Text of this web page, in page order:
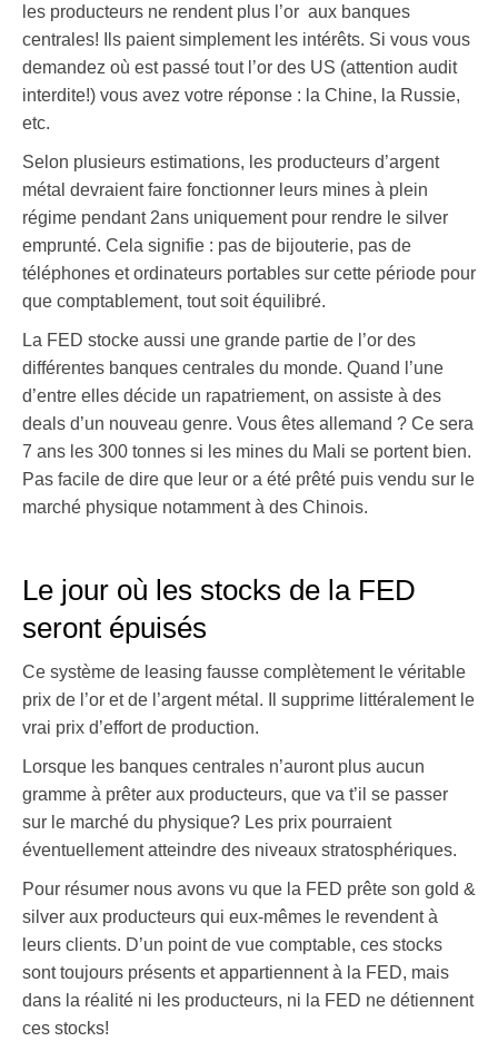
les producteurs ne rendent plus l’or aux banques
centrales! Ils paient simplement les intérêts. Si vous vous
demandez où est passé tout l’or des US (attention audit
interdite!) vous avez votre réponse : la Chine, la Russie,
etc.
Selon plusieurs estimations, les producteurs d’argent
métal devraient faire fonctionner leurs mines à plein
régime pendant 2ans uniquement pour rendre le silver
emprunté. Cela signifie : pas de bijouterie, pas de
téléphones et ordinateurs portables sur cette période pour
que comptablement, tout soit équilibré.
La FED stocke aussi une grande partie de l’or des
différentes banques centrales du monde. Quand l’une
d’entre elles décide un rapatriement, on assiste à des
deals d’un nouveau genre. Vous êtes allemand ? Ce sera
7 ans les 300 tonnes si les mines du Mali se portent bien.
Pas facile de dire que leur or a été prêté puis vendu sur le
marché physique notamment à des Chinois.
Le jour où les stocks de la FED
seront épuisés
Ce système de leasing fausse complètement le véritable
prix de l’or et de l’argent métal. Il supprime littéralement le
vrai prix d’effort de production.
Lorsque les banques centrales n’auront plus aucun
gramme à prêter aux producteurs, que va t’il se passer
sur le marché du physique? Les prix pourraient
éventuellement atteindre des niveaux stratosphériques.
Pour résumer nous avons vu que la FED prête son gold &
silver aux producteurs qui eux-mêmes le revendent à
leurs clients. D’un point de vue comptable, ces stocks
sont toujours présents et appartiennent à la FED, mais
dans la réalité ni les producteurs, ni la FED ne détiennent
ces stocks!